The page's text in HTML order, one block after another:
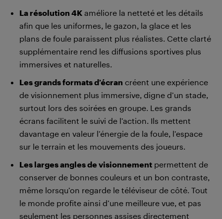
La résolution 4K améliore la netteté et les détails
afin que les uniformes, le gazon, la glace et les
plans de foule paraissent plus réalistes. Cette clarté
supplémentaire rend les diffusions sportives plus
immersives et naturelles.
Les grands formats d’écran créent une expérience
de visionnement plus immersive, digne d’un stade,
surtout lors des soirées en groupe. Les grands
écrans facilitent le suivi de l’action. Ils mettent
davantage en valeur l’énergie de la foule, l’espace
sur le terrain et les mouvements des joueurs.
Les larges angles de visionnement permettent de
conserver de bonnes couleurs et un bon contraste,
même lorsqu’on regarde le téléviseur de côté. Tout
le monde profite ainsi d’une meilleure vue, et pas
seulement les personnes assises directement